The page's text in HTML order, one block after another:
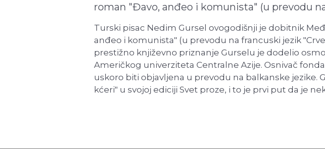
roman "Đavo, anđeo i komunista" (u prevodu
Turski pisac Nedim Gursel ovogodišnji je dobitnik
anđeo i komunista" (u prevodu na francuski jezik
prestižno književno priznanje Gurselu je dodelio
Američkog univerziteta Centralne Azije. Osnivač
uskoro biti objavljena u prevodu na balkanske jezike.
kćeri" u svojoj ediciji Svet proze, i to je prvi put da je